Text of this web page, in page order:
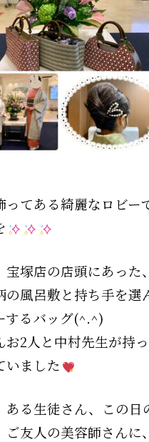
ってある綺麗なロビー
宝塚店の店頭にあった
の風呂敷と持ち手を選
するバッグ(^.^)
お2人と中村先生が持
いました
ある生徒さん、この日
ご友人の美容師さんに